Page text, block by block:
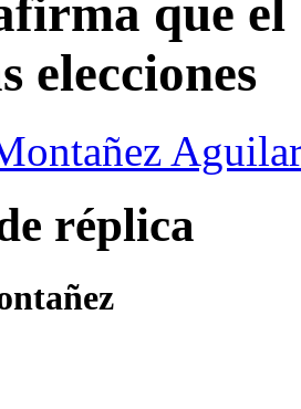
que el
elecciones
Aguilar
réplica